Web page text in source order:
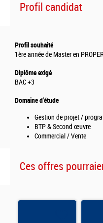
Profil candidat
Profil souhaité
1ère année de Master en
Diplôme exigé
BAC +3
Domaine d'étude
Gestion de projet /
BTP & Second œuvre
Commercial / Vente
Ces offres